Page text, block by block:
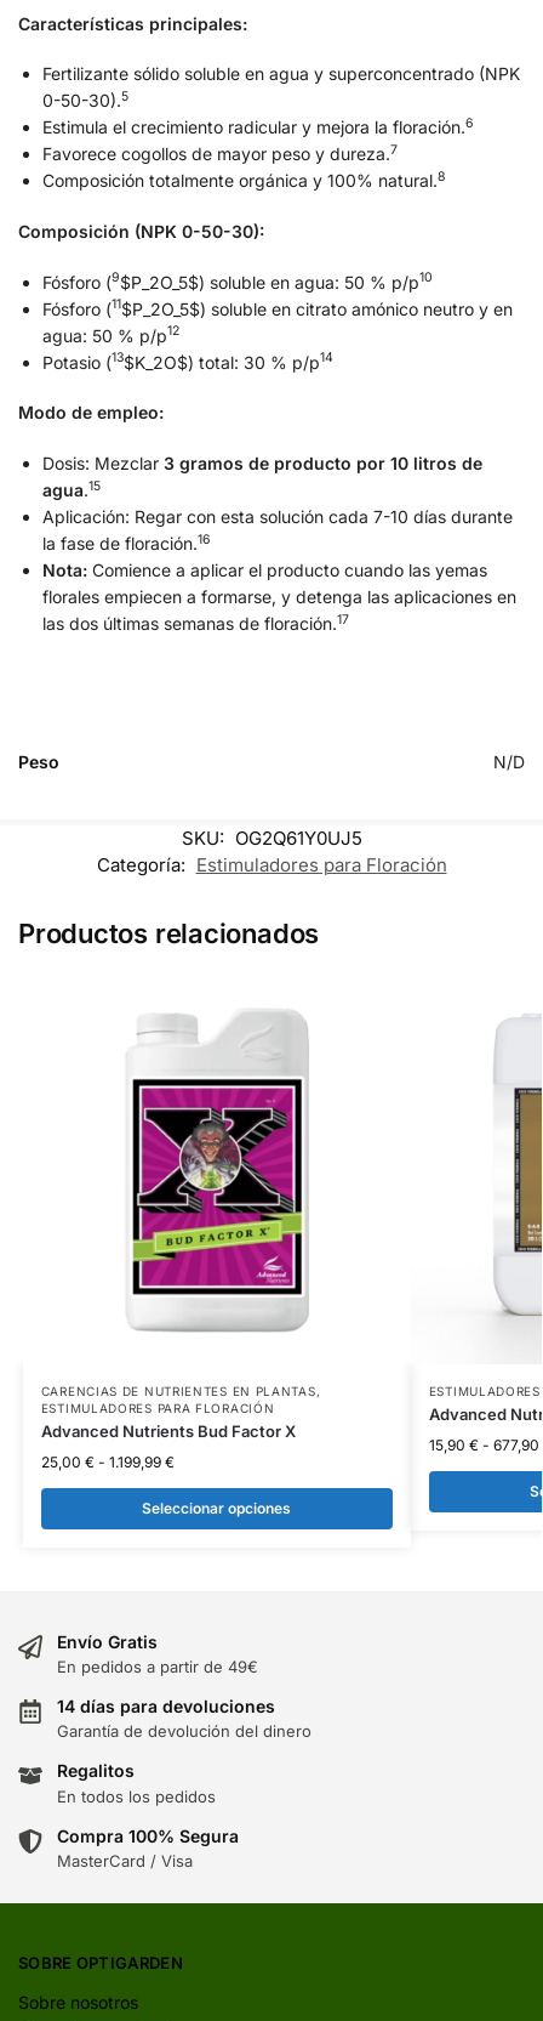
Características principales:
Fertilizante sólido soluble en agua y superconcentrado (NPK
0-50-30).5
Estimula el crecimiento radicular y mejora la floración.6
Favorece cogollos de mayor peso y dureza.7
Composición totalmente orgánica y 100% natural.8
Composición (NPK 0-50-30):
Fósforo (9$P_2O_5$) soluble en agua: 50 % p/p10
Fósforo (11$P_2O_5$) soluble en citrato amónico neutro y en
agua: 50 % p/p12
Potasio (13$K_2O$) total: 30 % p/p14
Modo de empleo:
Dosis: Mezclar 3 gramos de producto por 10 litros de
agua.15
Aplicación: Regar con esta solución cada 7-10 días durante
la fase de floración.16
Nota: Comience a aplicar el producto cuando las yemas
florales empiecen a formarse, y detenga las aplicaciones en
las dos últimas semanas de floración.17
Peso N/D
SKU: OG2Q61Y0UJ5
Categoría: Estimuladores para Floración
Productos relacionados
CARENCIAS DE NUTRIENTES EN PLANTAS,
ESTIMULADORES PARA FLORACIÓN
Advanced Nutrients Bud Factor X
25,00 € - 1.199,99 €
Seleccionar opciones
Advanced
15,90 € - 677,90
Envío Gratis
En pedidos a partir de 49€
14 días para devoluciones
Garantía de devolución del dinero
Regalitos
En todos los pedidos
Compra 100% Segura
MasterCard / Visa
SOBRE OPTIGARDEN
Sobre nosotros